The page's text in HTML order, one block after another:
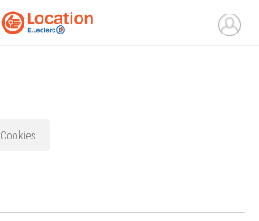
Accueil
Cookies